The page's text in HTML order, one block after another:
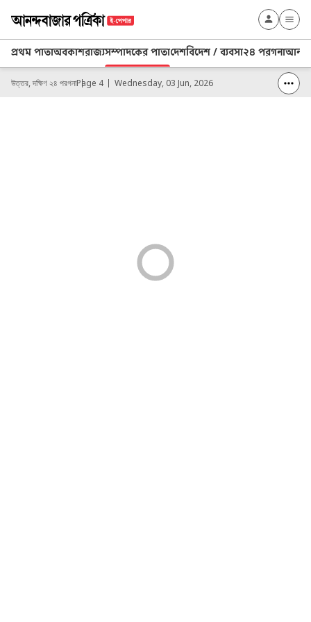
প্রথম পাতাঅবকাশরাজ্যসম্পাদকের পাতাদেশবিদেশ / ব্যবসা২৪ পরগনাআনন্দ
উত্তর, দক্ষিণ ২৪ পরগনাPage 4 Wednesday, 03 Jun, 2026